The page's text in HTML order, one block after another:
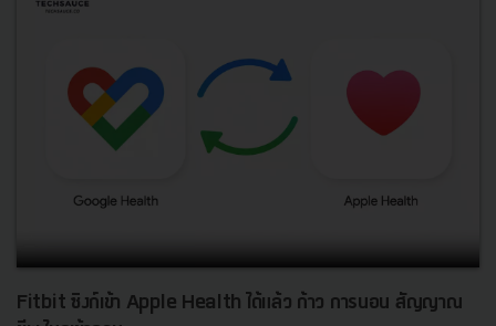
Fitbit ซิงก์เข้า Apple Health ได้แล้ว ก้าว การนอน สัญญาณ